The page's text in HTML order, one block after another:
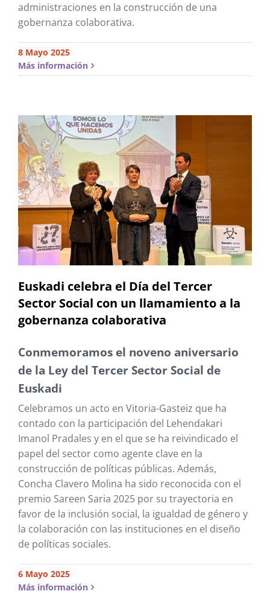
administraciones en la construcción de una
gobernanza colaborativa.
8 Mayo 2025
Más información
Euskadi celebra el Día del Tercer
Sector Social con un llamamiento a la
gobernanza colaborativa
Conmemoramos el noveno aniversario
de la Ley del Tercer Sector Social de
Euskadi
Celebramos un acto en Vitoria-Gasteiz que ha
contado con la participación del Lehendakari
Imanol Pradales y en el que se ha reivindicado el
papel del sector como agente clave en la
construcción de políticas públicas. Además,
Concha Clavero Molina ha sido reconocida con el
premio Sareen Saria 2025 por su trayectoria en
favor de la inclusión social, la igualdad de género y
la colaboración con las instituciones en el diseño
de políticas sociales.
6 Mayo 2025
Más información